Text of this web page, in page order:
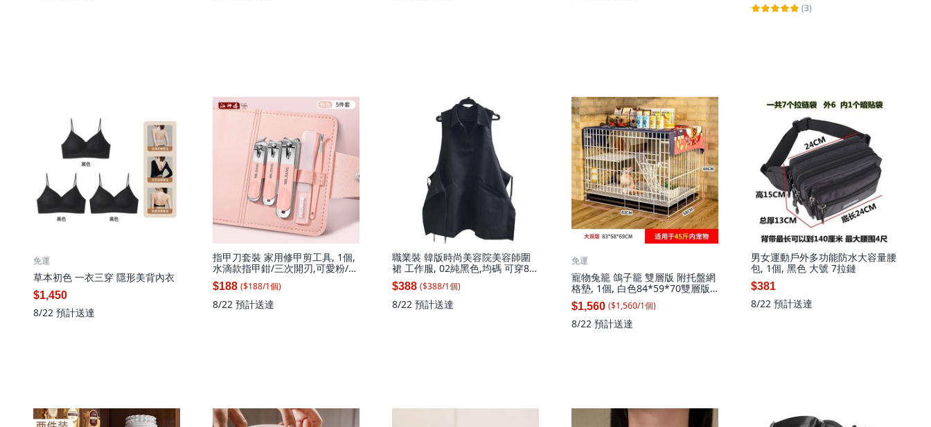
(3)
免運
草本初色 一衣三穿 隱形美背內衣
$1,450
8/22 預計送達
指甲刀套裝 家用修甲剪工具, 1個,
水滴款指甲鉗/三次開刃,可愛粉/修
甲5件套
$188 ($188/1個)
8/22 預計送達
職業裝 韓版時尚美容院美容師圍
裙 工作服, 02純黑色,均碼 可穿80-
180斤, 1個
$388 ($388/1個)
8/22 預計送達
免運
寵物兔籠 鴿子籠 雙層版 附托盤網
格墊, 1個, 白色84*59*70雙層版,
托盤+食盒+草窩+飲水器+網格墊,
白色, 雙層版, 托盤+食盒+草窩+飲
水器+網格墊
$1,560 ($1,560/1個)
8/22 預計送達
男女運動戶外多功能防水大容量腰
包, 1個, 黑色 大號 7拉鏈
$381
8/22 預計送達